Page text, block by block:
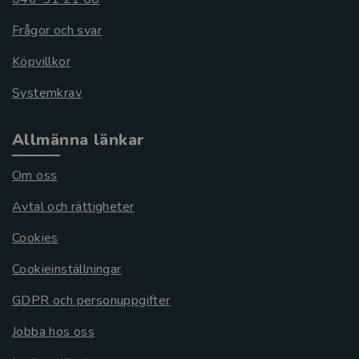
Frågor och svar
Köpvillkor
Systemkrav
Allmänna länkar
Om oss
Avtal och rättigheter
Cookies
Cookieinställningar
GDPR och personuppgifter
Jobba hos oss